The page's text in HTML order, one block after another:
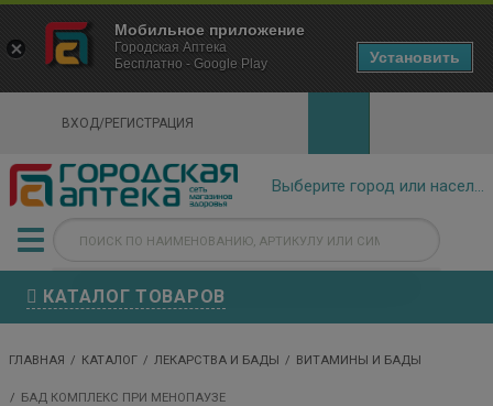
ВХОД/РЕГИСТРАЦИЯ
КАТАЛОГ ТОВАРОВ
ГЛАВНАЯ КАТАЛОГ ЛЕКАРСТВА И БАДЫ ВИТАМИНЫ И БАДЫ
БАД КОМПЛЕКС ПРИ МЕНОПАУЗЕ
×
Городская Аптека Маркетплейс
- In Google Play
Мобильное приложение
Городская Аптека
Бесплатно - Google Play
Установить